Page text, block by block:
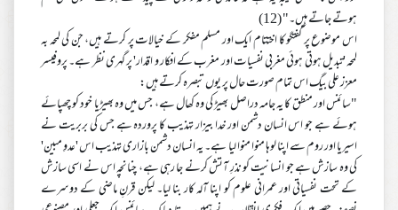
ہوتے جاتے ہیں۔" (12)
اس موضوع پر گفتگو کا اختتام ایک اور مسلم مفکر کے خیالات پر کرتے ہیں، جن کی لمحہ بہ
لمحہ 'تبدیل ہوتی ہوئی مغربی نفسیات اور مغرب کے افکار و اقدار' پر گہری نظر ہے۔ پروفیسر
معزز علی بیگ اس تمام صورت حال پر یوں تبصرہ کرتے ہیں:
"سائنس اور منطق کا یہ جامہ دراصل بھیڑ کی وہ کھال ہے، جس میں وہ بھیڑیا خود کو چھپائے
ہوئے ہے جو اس انسان دشمن اور خدا بیزار تہذیب کا پروردہ ہے جس کی بربریت نے
اسیریا اور روم سے اپنا لوہا منوا منوا لیا ہے۔ یہ انسان دشمن بازاری تہذیب اس 'عدوِ مبین'
کی وہ سازش ہے جو انسانیت کو نذرِ آتش کرنے جا رہی ہے، چنانچہ اس نے اسی سازش
کے تحت نفسیاتی اور عمرانی علوم کو اپنا آلہ کار بنا لیا۔ لیکن قرنِ ماضی کے دوسرے